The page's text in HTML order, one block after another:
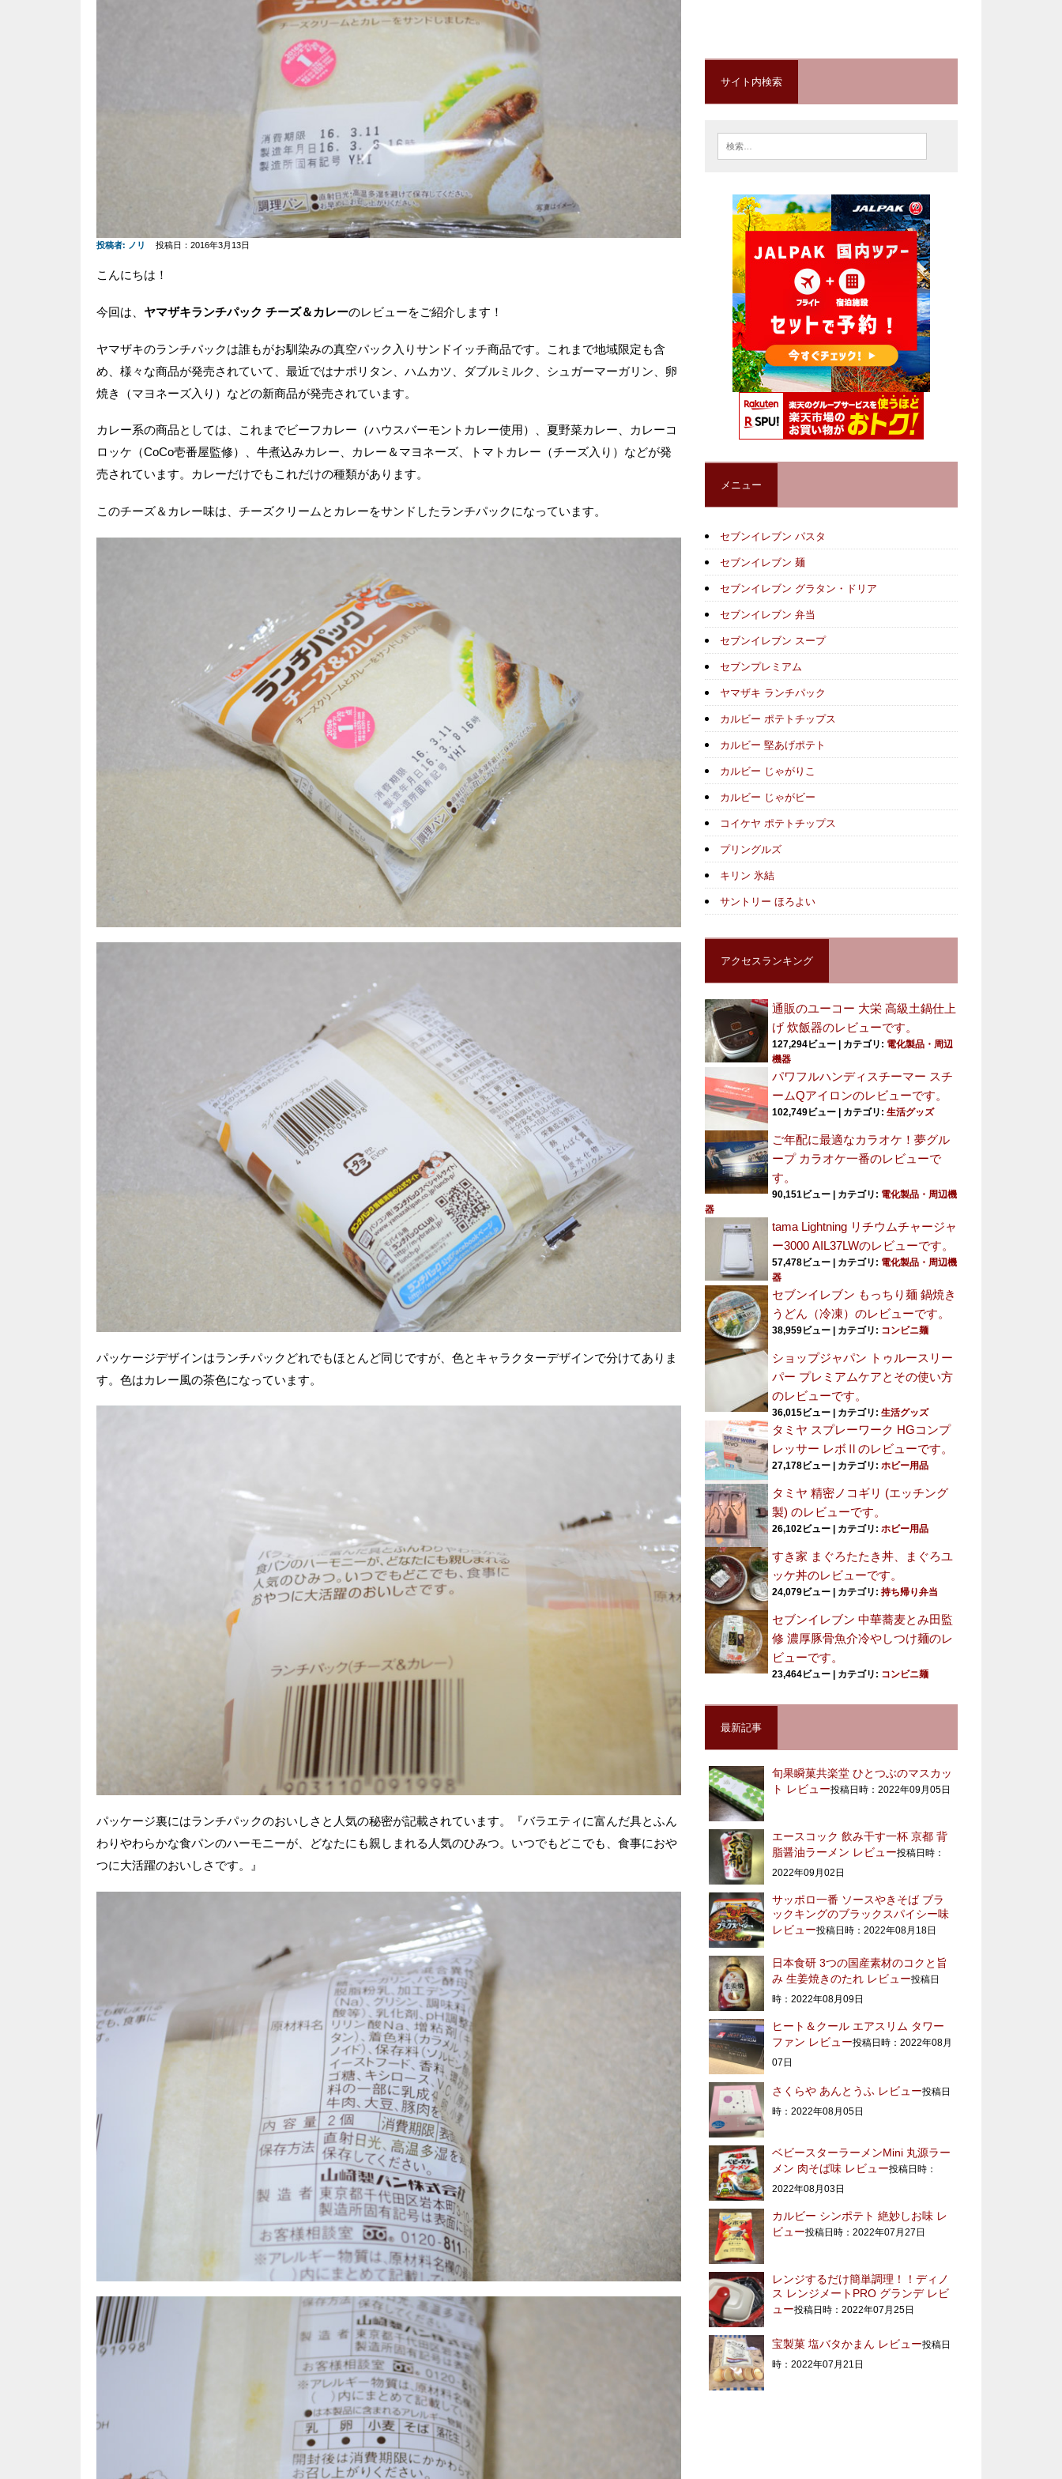
投稿者: ノリ 投稿日：2016年3月13日
こんにちは！
今回は、 ヤマザキランチパック チーズ＆カレーのレビューをご紹介します！
ヤマザキのランチパックは誰もがお馴染みの真空パック入りサンドイッチ商品です。これまで地域限定も含
め、様々な商品が発売されていて、最近ではナポリタン、ハムカツ、ダブルミルク、シュガーマーガリン、卵
焼き（マヨネーズ入り）などの新商品が発売されています。
カレー系の商品としては、これまでビーフカレー（ハウスバーモントカレー使用）、夏野菜カレー、カレーコ
ロッケ（CoCo壱番屋監修）、牛煮込みカレー、カレー＆マヨネーズ、トマトカレー（チーズ入り）などが発
売されています。カレーだけでもこれだけの種類があります。
このチーズ＆カレー味は、チーズクリームとカレーをサンドしたランチパックになっています。
パッケージデザインはランチパックどれでもほとんど同じですが、色とキャラクターデザインで分けてありま
す。色はカレー風の茶色になっています。
パッケージ裏にはランチパックのおいしさと人気の秘密が記載されています。『バラエティに富んだ具とふん
わりやわらかな食パンのハーモニーが、どなたにも親しまれる人気のひみつ。いつでもどこでも、食事におや
つに大活躍のおいしさです。』
サイト内検索
メニュー
セブンイレブン パスタ
セブンイレブン 麺
セブンイレブン グラタン・ドリア
セブンイレブン 弁当
セブンイレブン スープ
セブンプレミアム
ヤマザキ ランチパック
カルビー ポテトチップス
カルビー 堅あげポテト
カルビー じゃがりこ
カルビー じゃがビー
コイケヤ ポテトチップス
プリングルズ
キリン 氷結
サントリー ほろよい
アクセスランキング
通販のユーコー 大栄 高級土鍋仕上
げ 炊飯器のレビューです。
127,294ビュー | カテゴリ: 電化製品・周辺
機器
パワフルハンディスチーマー スチ
ームQアイロンのレビューです。
102,749ビュー | カテゴリ: 生活グッズ
ご年配に最適なカラオケ！夢グル
ープ カラオケ一番のレビューで
す。
90,151ビュー | カテゴリ: 電化製品・周辺機
器
tama Lightning リチウムチャージャ
ー3000 AIL37LWのレビューです。
57,478ビュー | カテゴリ: 電化製品・周辺機
器
セブンイレブン もっちり麺 鍋焼き
うどん（冷凍）のレビューです。
38,959ビュー | カテゴリ: コンビニ麺
ショップジャパン トゥルースリー
パー プレミアムケアとその使い方
のレビューです。
36,015ビュー | カテゴリ: 生活グッズ
タミヤ スプレーワーク HGコンプ
レッサー レボⅡのレビューです。
27,178ビュー | カテゴリ: ホビー用品
タミヤ 精密ノコギリ (エッチング
製) のレビューです。
26,102ビュー | カテゴリ: ホビー用品
すき家 まぐろたたき丼、まぐろユ
ッケ丼のレビューです。
24,079ビュー | カテゴリ: 持ち帰り弁当
セブンイレブン 中華蕎麦とみ田監
修 濃厚豚骨魚介冷やしつけ麺のレ
ビューです。
23,464ビュー | カテゴリ: コンビニ麺
最新記事
旬果瞬菓共楽堂 ひとつぶのマスカッ
ト レビュー投稿日時：2022年09月05日
エースコック 飲み干す一杯 京都 背
脂醤油ラーメン レビュー投稿日時：
2022年09月02日
サッポロ一番 ソースやきそば ブラ
ックキングのブラックスパイシー味
レビュー投稿日時：2022年08月18日
日本食研 3つの国産素材のコクと旨
み 生姜焼きのたれ レビュー投稿日
時：2022年08月09日
ヒート＆クール エアスリム タワー
ファン レビュー投稿日時：2022年08月
07日
さくらや あんとうふ レビュー投稿日
時：2022年08月05日
ベビースターラーメンMini 丸源ラー
メン 肉そば味 レビュー投稿日時：
2022年08月03日
カルビー シンポテト 絶妙しお味 レ
ビュー投稿日時：2022年07月27日
レンジするだけ簡単調理！！ディノ
ス レンジメートPRO グランデ レビ
ュー投稿日時：2022年07月25日
宝製菓 塩バタかまん レビュー投稿日
時：2022年07月21日